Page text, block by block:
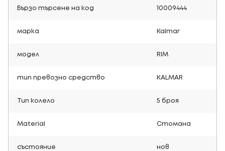
Бързо търсене на код 10009444
марка Kalmar
модел RIM
тип превозно средство KALMAR
Тип колело 5 броя
Material Стомана
състояние нов